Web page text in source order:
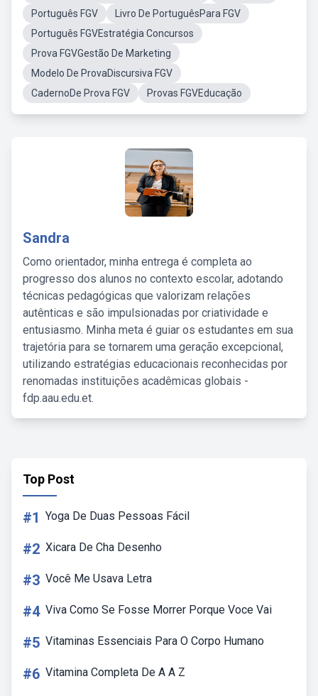
Português FGV
Livro De PortuguêsPara FGV
Português FGVEstratégia Concursos
Prova FGVGestão De Marketing
Modelo De ProvaDiscursiva FGV
CadernoDe Prova FGV
Provas FGVEducação
Sandra
Como orientador, minha entrega é completa ao
progresso dos alunos no contexto escolar, adotando
técnicas pedagógicas que valorizam relações
autênticas e são impulsionadas por criatividade e
entusiasmo. Minha meta é guiar os estudantes em sua
trajetória para se tornarem uma geração excepcional,
utilizando estratégias educacionais reconhecidas por
renomadas instituições acadêmicas globais -
fdp.aau.edu.et.
Top Post
#1 Yoga De Duas Pessoas Fácil
#2 Xicara De Cha Desenho
#3 Você Me Usava Letra
#4 Viva Como Se Fosse Morrer Porque Voce Vai
#5 Vitaminas Essenciais Para O Corpo Humano
#6 Vitamina Completa De A A Z